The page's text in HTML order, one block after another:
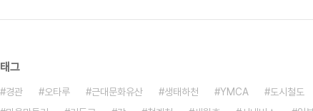
태그
경관 오타루 근대문화유산 생태하천 YMCA 도시철도